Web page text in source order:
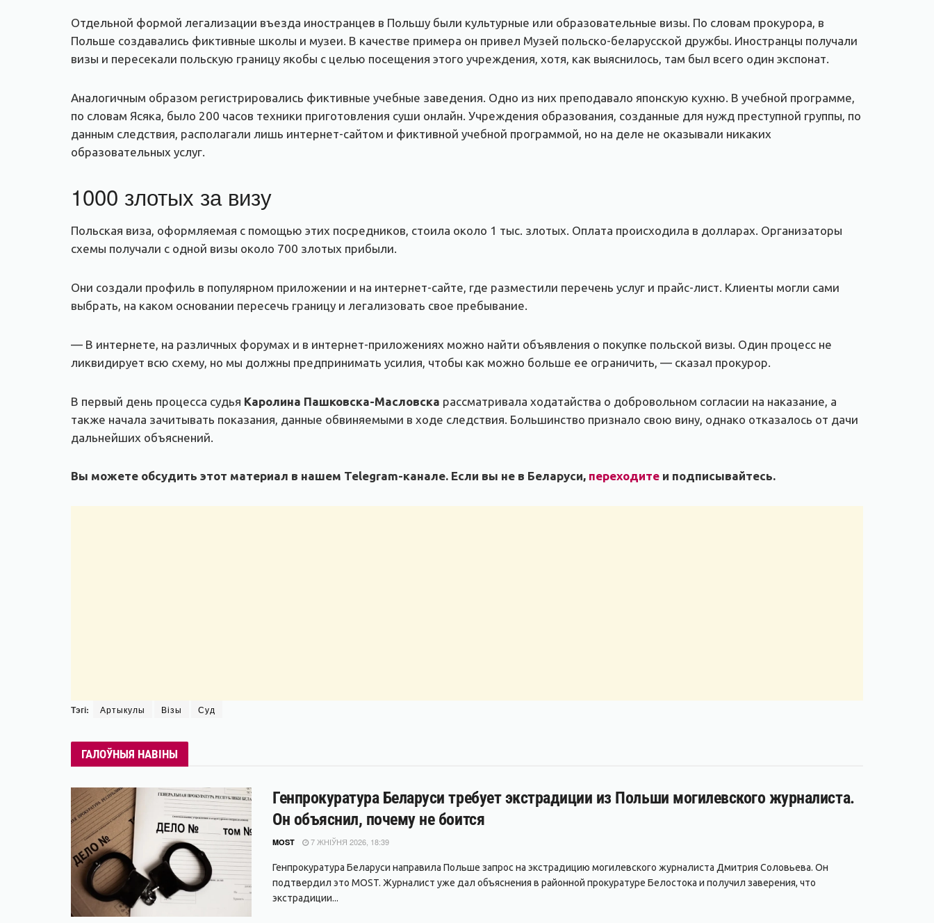
Отдельной формой легализации въезда иностранцев в Польшу были культурные или образовательные визы. По словам прокурора, в
Польше создавались фиктивные школы и музеи. В качестве примера он привел Музей польско-беларусской дружбы. Иностранцы получали
визы и пересекали польскую границу якобы с целью посещения этого учреждения, хотя, как выяснилось, там был всего один экспонат.
Аналогичным образом регистрировались фиктивные учебные заведения. Одно из них преподавало японскую кухню. В учебной программе,
по словам Ясяка, было 200 часов техники приготовления суши онлайн. Учреждения образования, созданные для нужд преступной группы, по
данным следствия, располагали лишь интернет-сайтом и фиктивной учебной программой, но на деле не оказывали никаких
образовательных услуг.
1000 злотых за визу
Польская виза, оформляемая с помощью этих посредников, стоила около 1 тыс. злотых. Оплата происходила в долларах. Организаторы
схемы получали с одной визы около 700 злотых прибыли.
Они создали профиль в популярном приложении и на интернет-сайте, где разместили перечень услуг и прайс-лист. Клиенты могли сами
выбрать, на каком основании пересечь границу и легализовать свое пребывание.
— В интернете, на различных форумах и в интернет-приложениях можно найти объявления о покупке польской визы. Один процесс не
ликвидирует всю схему, но мы должны предпринимать усилия, чтобы как можно больше ее ограничить, — сказал прокурор.
В первый день процесса судья Каролина Пашковска-Масловска рассматривала ходатайства о добровольном согласии на наказание, а
также начала зачитывать показания, данные обвиняемыми в ходе следствия. Большинство признало свою вину, однако отказалось от дачи
дальнейших объяснений.
Вы можете обсудить этот материал в нашем Telegram-канале. Если вы не в Беларуси, переходите и подписывайтесь.
Тэгі: Артыкулы Візы Суд
ГАЛОЎНЫЯ НАВІНЫ
Генпрокуратура Беларуси требует экстрадиции из Польши могилевского журналиста.
Он объяснил, почему не боится
MOST 7 ЖНІЎНЯ 2026, 18:39
Генпрокуратура Беларуси направила Польше запрос на экстрадицию могилевского журналиста Дмитрия Соловьева. Он
подтвердил это MOST. Журналист уже дал объяснения в районной прокуратуре Белостока и получил заверения, что
экстрадиции...